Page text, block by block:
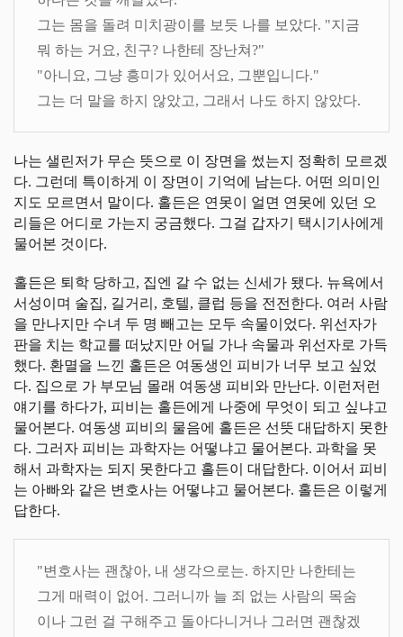
그는 몸을 돌려 미치광이를 보듯 나를 보았다. "지금
뭐 하는 거요, 친구? 나한테 장난쳐?"
"아니요, 그냥 흥미가 있어서요, 그뿐입니다."
그는 더 말을 하지 않았고, 그래서 나도 하지 않았다.
나는 샐린저가 무슨 뜻으로 이 장면을 썼는지 정확히 모르겠
다. 그런데 특이하게 이 장면이 기억에 남는다. 어떤 의미인
지도 모르면서 말이다. 홀든은 연못이 얼면 연못에 있던 오
리들은 어디로 가는지 궁금했다. 그걸 갑자기 택시기사에게
물어본 것이다.
홀든은 퇴학 당하고, 집엔 갈 수 없는 신세가 됐다. 뉴욕에서
서성이며 술집, 길거리, 호텔, 클럽 등을 전전한다. 여러 사람
을 만나지만 수녀 두 명 빼고는 모두 속물이었다. 위선자가
판을 치는 학교를 떠났지만 어딜 가나 속물과 위선자로 가득
했다. 환멸을 느낀 홀든은 여동생인 피비가 너무 보고 싶었
다. 집으로 가 부모님 몰래 여동생 피비와 만난다. 이런저런
얘기를 하다가, 피비는 홀든에게 나중에 무엇이 되고 싶냐고
물어본다. 여동생 피비의 물음에 홀든은 선뜻 대답하지 못한
다. 그러자 피비는 과학자는 어떻냐고 물어본다. 과학을 못
해서 과학자는 되지 못한다고 홀든이 대답한다. 이어서 피비
는 아빠와 같은 변호사는 어떻냐고 물어본다. 홀든은 이렇게
답한다.
"변호사는 괜찮아, 내 생각으로는. 하지만 나한테는
그게 매력이 없어. 그러니까 늘 죄 없는 사람의 목숨
이나 그런 걸 구해주고 돌아다니거나 그러면 괜찮겠